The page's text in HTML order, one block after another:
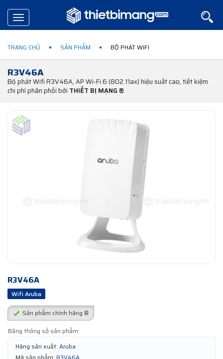
Toggle
navigation
TRANG CHỦ SẢN PHẨM BỘ PHÁT WIFI
R3V46A
Bộ phát Wifi R3V46A, AP Wi-Fi 6 (802.11ax) hiệu suất cao, tiết kiệm
chi phí phân phối bởi THIẾT BỊ MẠNG ®
R3V46A
Wifi Aruba
Sản phẩm chính hãng ®
Bảng thông số sản phẩm:
Hãng sản xuất: Aruba